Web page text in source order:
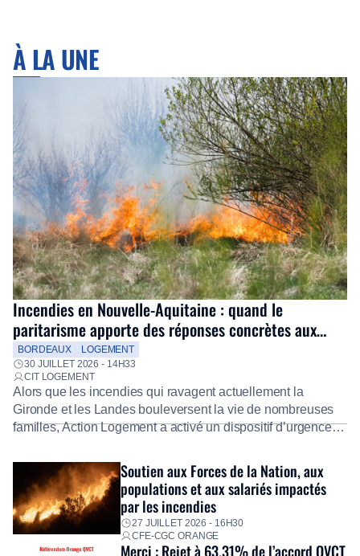
À LA UNE
Incendies en Nouvelle-Aquitaine : quand le
paritarisme apporte des réponses concrètes aux
salariés
BORDEAUX
LOGEMENT
30 JUILLET 2026 - 14H33
CIT LOGEMENT
Alors que les incendies qui ravagent actuellement la
Gironde et les Landes bouleversent la vie de nombreuses
familles, Action Logement a activé un dispositif d’urgence
Fidèle à sa mission d’utilité sociale, le Groupe mobilise
immédiatement ses équipes afin de proposer un diagnostic
personnalisé, des aides financières pour faire face aux
premières dépenses, […]
Soutien aux Forces de la Nation, aux
populations et aux salariés impactés
par les incendies
27 JUILLET 2026 - 16H30
CFE-CGC ORANGE
Merci : Rejet à 63,31% de l’accord QVCT